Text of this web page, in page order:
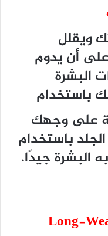
ويقلل
أن يدوم
البشرة
باستخدام
على وجهك
باستخدام
البشرة جيدًا.